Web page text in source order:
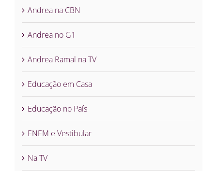
Andrea na CBN
Andrea no G1
Andrea Ramal na TV
Educação em Casa
Educação no País
ENEM e Vestibular
Na TV